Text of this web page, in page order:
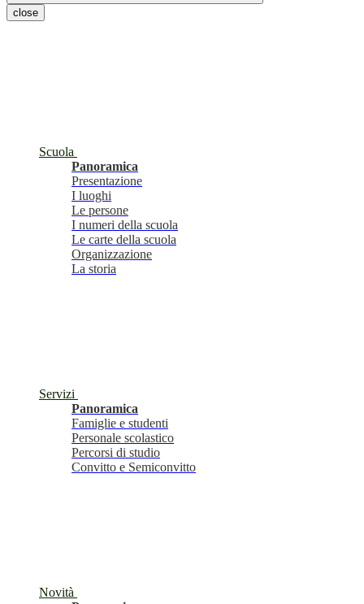
close
Scuola
Panoramica
Presentazione
I luoghi
Le persone
I numeri della scuola
Le carte della scuola
Organizzazione
La storia
Servizi
Panoramica
Famiglie e studenti
Personale scolastico
Percorsi di studio
Convitto e Semiconvitto
Novità